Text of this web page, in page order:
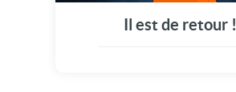
Il est de retour !